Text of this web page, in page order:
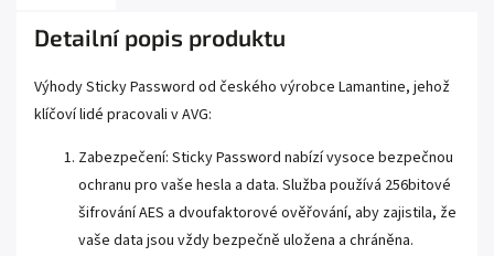
Detailní popis produktu
Výhody Sticky Password od českého výrobce Lamantine, jehož
klíčoví lidé pracovali v AVG:
Zabezpečení: Sticky Password nabízí vysoce bezpečnou
ochranu pro vaše hesla a data. Služba používá 256bitové
šifrování AES a dvoufaktorové ověřování, aby zajistila, že
vaše data jsou vždy bezpečně uložena a chráněna.